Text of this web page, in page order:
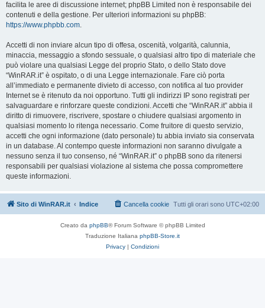
facilita le aree di discussione internet; phpBB Limited non è responsabile dei
contenuti e della gestione. Per ulteriori informazioni su phpBB:
https://www.phpbb.com.
Accetti di non inviare alcun tipo di offesa, oscenità, volgarità, calunnia,
minaccia, messaggio a sfondo sessuale, o qualsiasi altro tipo di materiale che
può violare una qualsiasi Legge del proprio Stato, o dello Stato dove
“WinRAR.it” è ospitato, o di una Legge internazionale. Fare ciò porta
all’immediato e permanente divieto di accesso, con notifica al tuo provider
Internet se è ritenuto da noi opportuno. Tutti gli indirizzi IP sono registrati per
salvaguardare e rinforzare queste condizioni. Accetti che “WinRAR.it” abbia il
diritto di rimuovere, riscrivere, spostare o chiudere qualsiasi argomento in
qualsiasi momento lo ritenga necessario. Come fruitore di questo servizio,
accetti che ogni informazione (dato personale) tu abbia inviato sia conservata
in un database. Al contempo queste informazioni non saranno divulgate a
nessuno senza il tuo consenso, né “WinRAR.it” o phpBB sono da ritenersi
responsabili per qualsiasi violazione al sistema che possa compromettere
queste informazioni.
Sito di WinRAR.it Indice Tutti gli orari sono UTC+02:00
Cancella cookie
Creato da phpBB® Forum Software © phpBB Limited
Traduzione Italiana phpBB-Store.it
Privacy | Condizioni